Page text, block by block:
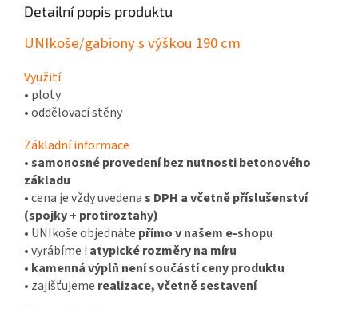
Detailní popis produktu
UNIkoše/gabiony s výškou 190 cm
Využití
• ploty
• oddělovací stěny
Základní informace
•samonosné provedení bez nutnosti betonového
základu
• cena je vždy uvedenas DPH a včetně příslušenství
(spojky + protiroztahy)
• UNIkoše objednáte přímo v našem e-shopu
• vyrábíme i atypické rozměry na míru
• kamenná výplň není součástí ceny produktu
• zajišťujeme realizace, včetně sestavení